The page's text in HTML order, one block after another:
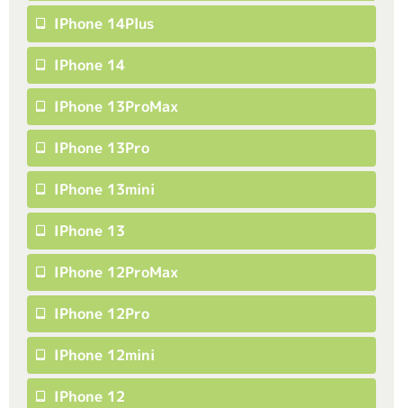
IPhone 14Plus
IPhone 14
IPhone 13ProMax
IPhone 13Pro
IPhone 13mini
IPhone 13
IPhone 12ProMax
IPhone 12Pro
IPhone 12mini
IPhone 12